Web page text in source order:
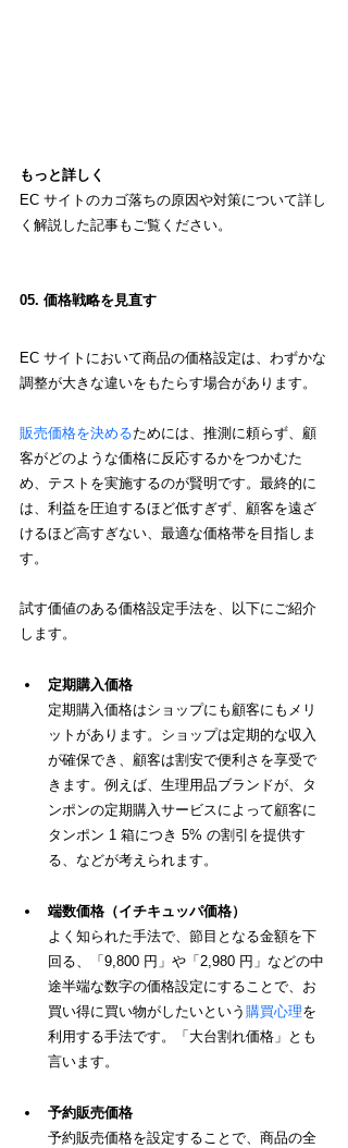
もっと詳しく
EC サイトのカゴ落ちの原因や対策について詳し
く解説した記事もご覧ください。
05. 価格戦略を見直す
EC サイトにおいて商品の価格設定は、わずかな
調整が大きな違いをもたらす場合があります。
販売価格を決めるためには、推測に頼らず、顧
客がどのような価格に反応するかをつかむた
め、テストを実施するのが賢明です。最終的に
は、利益を圧迫するほど低すぎず、顧客を遠ざ
けるほど高すぎない、最適な価格帯を目指しま
す。
試す価値のある価格設定手法を、以下にご紹介
します。
定期購入価格
定期購入価格はショップにも顧客にもメリ
ットがあります。ショップは定期的な収入
が確保でき、顧客は割安で便利さを享受で
きます。例えば、生理用品ブランドが、タ
ンポンの定期購入サービスによって顧客に
タンポン 1 箱につき 5% の割引を提供す
る、などが考えられます。
端数価格（イチキュッパ価格）
よく知られた手法で、 節目となる金額を下
回る、
「9,800 円」や「2,980 円」などの中
途半端な数字の価格設定にすることで、お
買い得に買い物がしたいという 購買心理を
利用する手法です。「大台割れ価格」とも
言います。
予約販売価格
予約販売価格を設定することで、商品の全